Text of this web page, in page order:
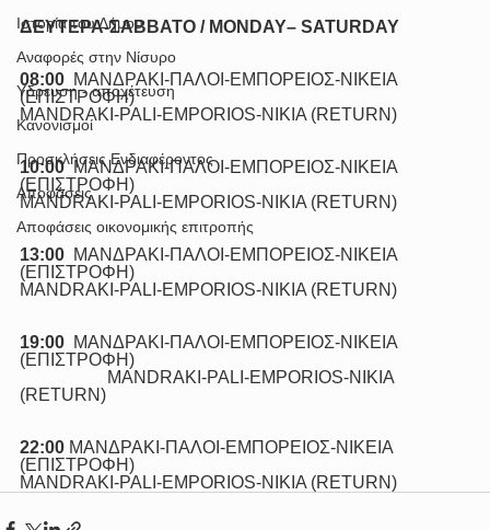
Ιστορία του Δήμου
Αναφορές στην Νίσυρο
Υδρευση - αποχέτευση
Κανονισμοί
Προσκλήσεις Ενδιαφέροντος
Αποφάσεις
Αποφάσεις οικονομικής επιτροπής
ΔΕΥΤΕΡΑ-ΣΑΒΒΑΤΟ / MONDAY– SATURDAY
08:00
  ΜΑΝΔΡΑΚΙ-ΠΑΛΟΙ-ΕΜΠΟΡΕΙΟΣ-ΝΙΚΕΙΑ
(ΕΠΙΣΤΡΟΦΗ)
ΜΑNDRAKI-PALI-EMPORIOS-NIKIA (RETURN)
10:00
  ΜΑΝΔΡΑΚΙ-ΠΑΛΟΙ-ΕΜΠΟΡΕΙΟΣ-ΝΙΚΕΙΑ
(ΕΠΙΣΤΡΟΦΗ)
ΜΑNDRAKI-PALI-EMPORIOS-NIKIA (RETURN)
13:00
  ΜΑΝΔΡΑΚΙ-ΠΑΛΟΙ-ΕΜΠΟΡΕΙΟΣ-ΝΙΚΕΙΑ
(ΕΠΙΣΤΡΟΦΗ)
ΜΑNDRAKI-PALI-EMPORIOS-NIKIA (RETURN)
19:00
  ΜΑΝΔΡΑΚΙ-ΠΑΛΟΙ-ΕΜΠΟΡΕΙΟΣ-ΝΙΚΕΙΑ
(ΕΠΙΣΤΡΟΦΗ)
(RETURN)
22:00 MΑΝΔΡΑΚΙ-ΠΑΛΟΙ-ΕΜΠΟΡΕΙΟΣ-ΝΙΚΕΙΑ
(ΕΠΙΣΤΡΟΦΗ)
ΜΑNDRAKI-PALI-EMPORIOS-NIKIA (RETURN)